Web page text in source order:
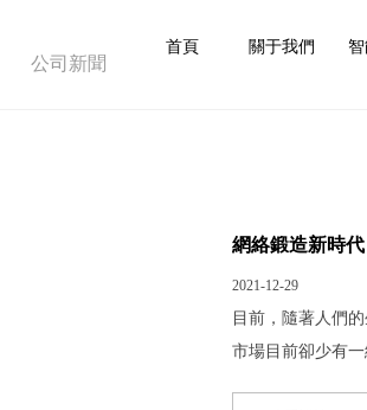
首頁 關于我們
公司新聞
網絡鍛造新時
2021-12-29
目前，隨著人們
市場目前卻少有